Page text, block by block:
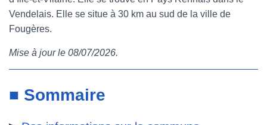
e t t b
Vendelais. Elle se situe à 30 km au sud de la ville de
Fougères.
Mise à jour le 08/07/2026.
■ Sommaire